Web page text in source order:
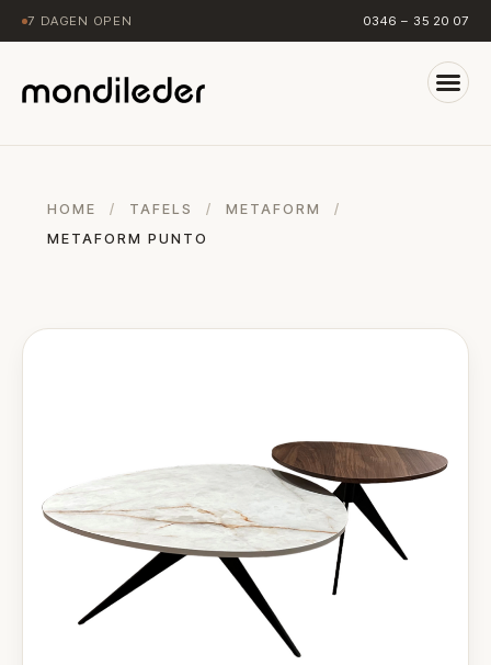
7 DAGEN OPEN 0346 – 35 20 07
HOME / TAFELS / METAFORM
/
METAFORM PUNTO